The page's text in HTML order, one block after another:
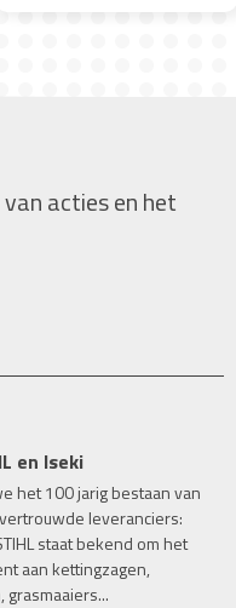
acties en het
en Iseki
het 100 jarig bestaan van
leveranciers:
staat bekend om het
aan kettingzagen,
grasmaaiers...